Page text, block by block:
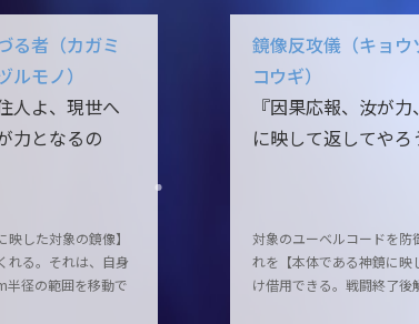
る者（カガミ
ルモノ）
人よ、現世へ
力となるの
映した対象の鏡像】
れる。それは、自身
半径の範囲を移動で
鏡像反攻儀（キョウ
コウギ）
『因果応報、汝が
に映して返してやろ
対象のユーベルコードを防
れを【本体である神鏡に
け借用できる。戦闘終了後